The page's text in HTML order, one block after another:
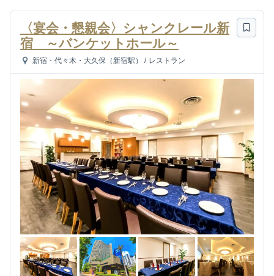
〈宴会・懇親会〉シャンクレール新
宿 ～バンケットホール～
新宿・代々木・大久保（新宿駅） / レストラン